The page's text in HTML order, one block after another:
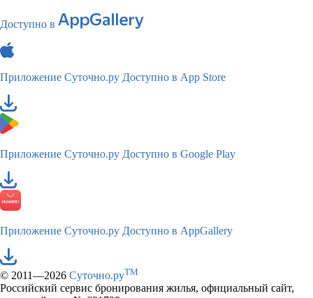
Доступно в
Приложение Суточно.ру Доступно в App Store
Приложение Суточно.ру Доступно в Google Play
Приложение Суточно.ру Доступно в AppGallery
© 2011—2026 Суточно.руTM
Российский сервис бронирования жилья, официальный сайт,